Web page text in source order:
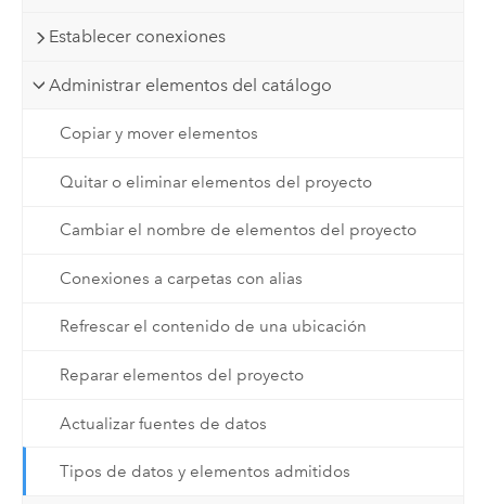
Establecer conexiones
Administrar elementos del catálogo
Copiar y mover elementos
Quitar o eliminar elementos del proyecto
Cambiar el nombre de elementos del proyecto
Conexiones a carpetas con alias
Refrescar el contenido de una ubicación
Reparar elementos del proyecto
Actualizar fuentes de datos
Tipos de datos y elementos admitidos